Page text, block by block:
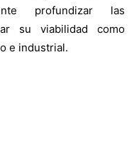
profundizar las
su viabilidad como
e industrial.